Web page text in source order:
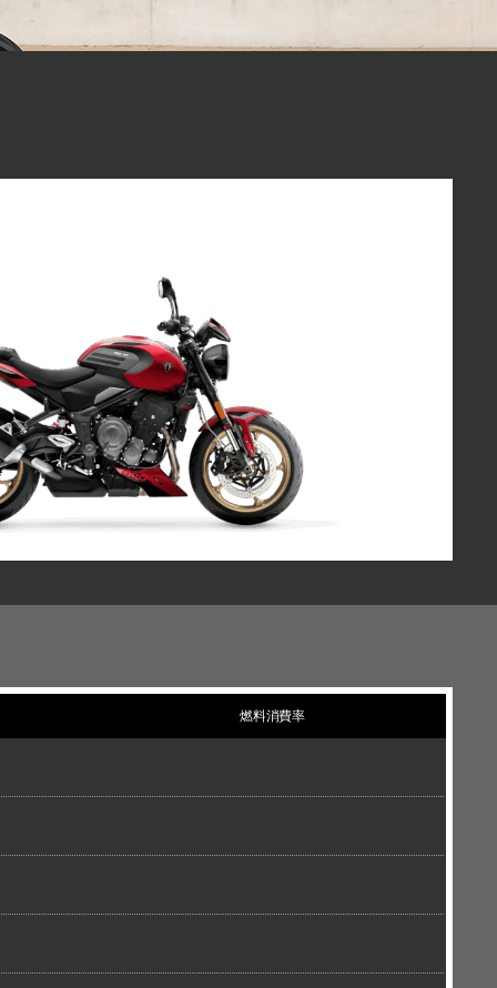
燃料消費率